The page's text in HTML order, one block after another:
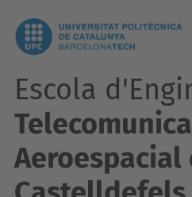
Escola
Aeroespacial